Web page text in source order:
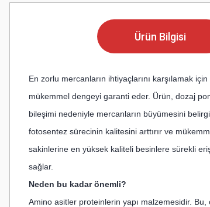
Ürün Bilgisi
En zorlu mercanların ihtiyaçlarını karşılamak
mükemmel dengeyi garanti eder. Ürün, dozaj
bileşimi nedeniyle mercanların büyümesini
fotosentez sürecinin kalitesini arttırır ve
sakinlerine en yüksek kaliteli besinlere sürekli
sağlar.
Neden bu kadar önemli?
Amino asitler proteinlerin yapı malzemesidir.